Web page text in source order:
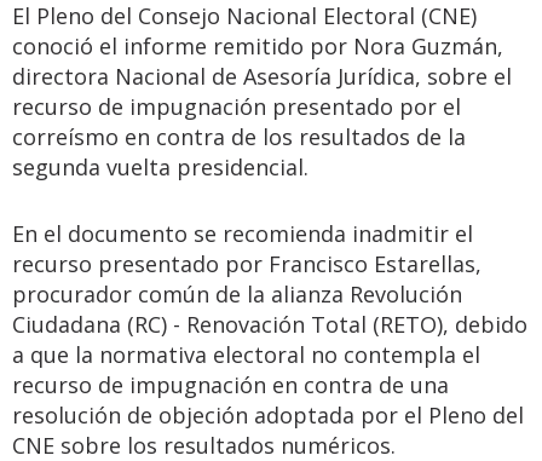
El Pleno del Consejo Nacional Electoral (CNE)
conoció el informe remitido por Nora Guzmán,
directora Nacional de Asesoría Jurídica, sobre el
recurso de impugnación presentado por el
correísmo en contra de los resultados de la
segunda vuelta presidencial.
En el documento se recomienda inadmitir el
recurso presentado por Francisco Estarellas,
procurador común de la alianza Revolución
Ciudadana (RC) - Renovación Total (RETO), debido
a que la normativa electoral no contempla el
recurso de impugnación en contra de una
resolución de objeción adoptada por el Pleno del
CNE sobre los resultados numéricos.